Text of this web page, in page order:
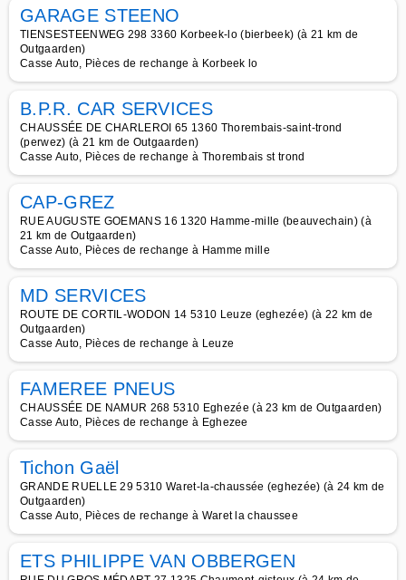
GARAGE STEENO
TIENSESTEENWEG 298 3360 Korbeek-lo (bierbeek) (à 21 km de
Outgaarden)
Casse Auto, Pièces de rechange à Korbeek lo
B.P.R. CAR SERVICES
CHAUSSÉE DE CHARLEROI 65 1360 Thorembais-saint-trond
(perwez) (à 21 km de Outgaarden)
Casse Auto, Pièces de rechange à Thorembais st trond
CAP-GREZ
RUE AUGUSTE GOEMANS 16 1320 Hamme-mille (beauvechain) (à
21 km de Outgaarden)
Casse Auto, Pièces de rechange à Hamme mille
MD SERVICES
ROUTE DE CORTIL-WODON 14 5310 Leuze (eghezée) (à 22 km de
Outgaarden)
Casse Auto, Pièces de rechange à Leuze
FAMEREE PNEUS
CHAUSSÉE DE NAMUR 268 5310 Eghezée (à 23 km de Outgaarden)
Casse Auto, Pièces de rechange à Eghezee
Tichon Gaël
GRANDE RUELLE 29 5310 Waret-la-chaussée (eghezée) (à 24 km de
Outgaarden)
Casse Auto, Pièces de rechange à Waret la chaussee
ETS PHILIPPE VAN OBBERGEN